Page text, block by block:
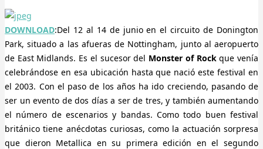
DOWNLOAD:Del 12 al 14 de junio en el circuito de Donington
Park, situado a las afueras de Nottingham, junto al aeropuerto
de East Midlands. Es el sucesor del Monster of Rockque venía
celebrándose en esa ubicación hasta que nació este festival en
el 2003. Con el paso de los años ha ido creciendo, pasando de
ser un evento de dos días a ser de tres, y también aumentando
el número de escenarios y bandas. Como todo buen festival
británico tiene anécdotas curiosas, como la actuación sorpresa
que dieron Metallica en su primera edición en el segundo